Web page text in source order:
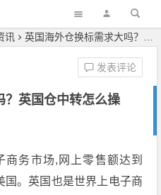
讯 英国海外仓换标需求大吗？英国仓中转怎么操作？
？英国仓中转怎么操
发表评论
商务市场,网上零售额达到
国。英国也是世界上电子商